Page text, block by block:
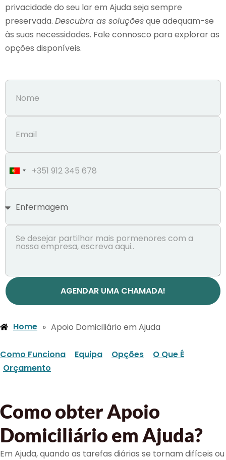
privacidade do seu lar em Ajuda seja sempre
preservada. Descubra as soluçõesque adequam-se
às suas necessidades. Fale connosco para explorar as
opções disponíveis.
Portugal
+351
AGENDAR UMA CHAMADA!
Home » Apoio Domiciliário em Ajuda
Como Funciona Equipa Opções
O Que É
Orçamento
Como obter Apoio
Domiciliário em Ajuda?
Em Ajuda, quando as tarefas diárias se tornam difíceis ou